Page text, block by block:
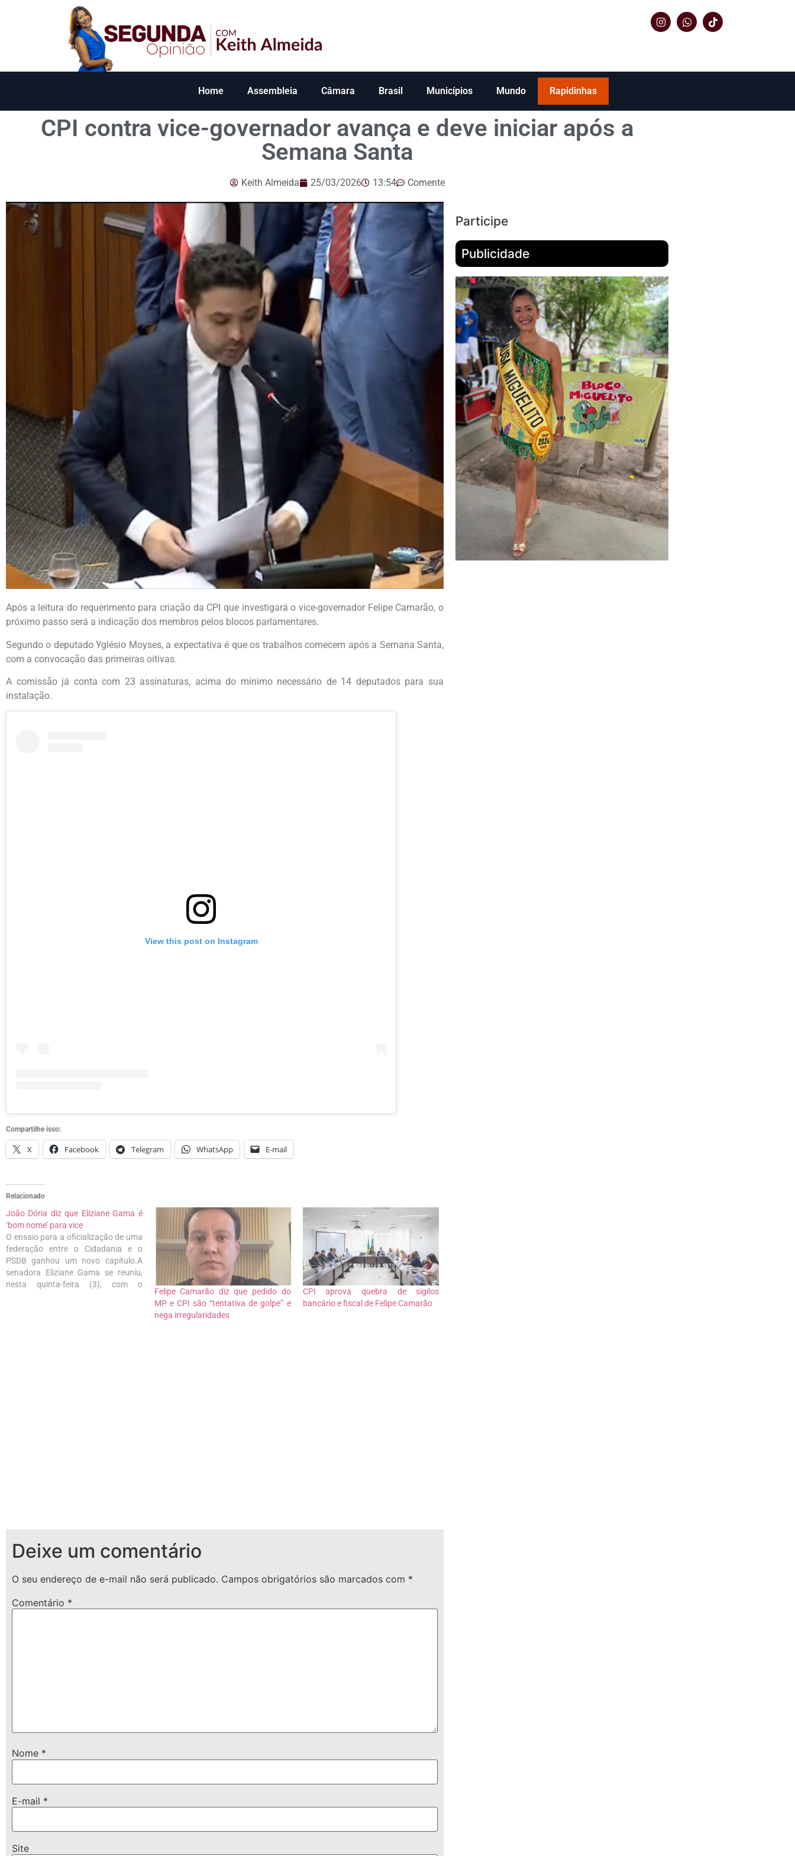
Home Assembleia Câmara Brasil Municípios Mundo Rapidinhas
CPI contra vice-governador avança e deve iniciar após a
Semana Santa
Keith Almeida 25/03/2026 13:54 Comente
Após a leitura do requerimento para criação da CPI que investigará o vice-governador Felipe Camarão, o
próximo passo será a indicação dos membros pelos blocos parlamentares.
Segundo o deputado Yglésio Moyses, a expectativa é que os trabalhos comecem após a Semana Santa,
com a convocação das primeiras oitivas.
A comissão já conta com 23 assinaturas, acima do mínimo necessário de 14 deputados para sua
instalação.
View this post on Instagram
Compartilhe isso:
X Facebook Telegram WhatsApp E-mail
Relacionado
João Dória diz que Eliziane Gama é
‘bom nome’ para vice
O ensaio para a oficialização de uma
federação entre o Cidadania e o
PSDB ganhou um novo capítulo.A
senadora Eliziane Gama se reuniu,
nesta quinta-feira (3), com o
Felipe Camarão diz que pedido do
MP e CPI são “tentativa de golpe” e
nega irregularidades
CPI aprova quebra de sigilos
bancário e fiscal de Felipe Camarão
Deixe um comentário
O seu endereço de e-mail não será publicado. Campos obrigatórios são marcados com *
Comentário *
Nome *
E-mail *
Site
Participe
Publicidade